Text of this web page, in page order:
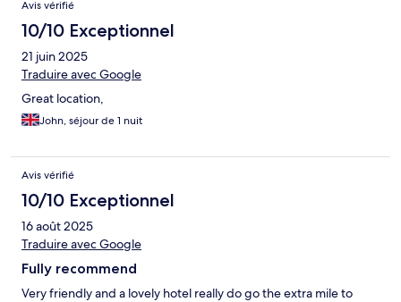
Avis vérifié
10/10 Exceptionnel
21 juin 2025
Traduire avec Google
Great location,
John, séjour de 1 nuit
Avis vérifié
10/10 Exceptionnel
16 août 2025
Traduire avec Google
Fully recommend
Very friendly and a lovely hotel really do go the extra mile to